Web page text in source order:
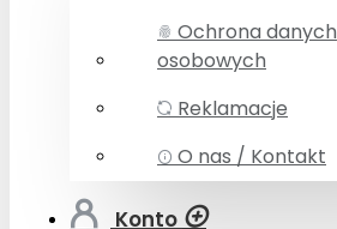
Ochrona danych
osobowych
Reklamacje
O nas / Kontakt
Konto